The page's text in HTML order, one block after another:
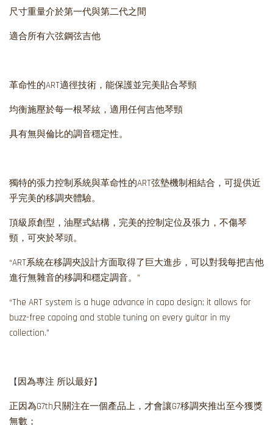
尺寸重量介於第一代與第二代之間
適合所有六弦鋼弦吉他
革命性的ART適徑技術，能保護並完美貼合琴頸
均衡施壓於每一根琴絃，適用任何吉他琴頸
具有無與倫比的調音穩定性。
獨特的張力控制系統與革命性的ART弦墊機制相結合，可提供近
乎完美的移調夾體驗。
頂級原創型，油壓式結構，完美的控制定位及張力，不傷琴
頸，可夾於琴頭。
“ART系統在移調夾設計方面取得了巨大進步，可以對我每把吉他
進行無雜音的移調和穩定調音。”
“The ART system is a huge advance in capo design; it allows for
buzz-free capoing and stable tuning on every guitar in my
collection.”
【 因為專注 所以最好】
正因為G7th只關注在一個產品上，才會讓G7移調夾推出至今獲獎
無數；